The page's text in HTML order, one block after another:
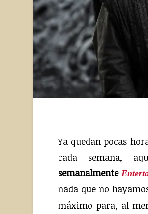
Ya quedan pocas
cada semana,
semanalmente
nada que no
máximo para, al